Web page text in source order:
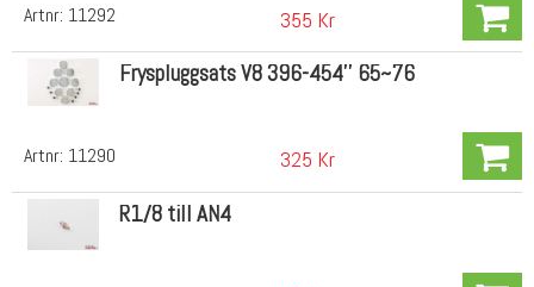
Artnr: 11292 355 Kr
Artnr: 11290
Fryspluggsats V8 396-454'' 65~76
325 Kr
R1/8 till AN4